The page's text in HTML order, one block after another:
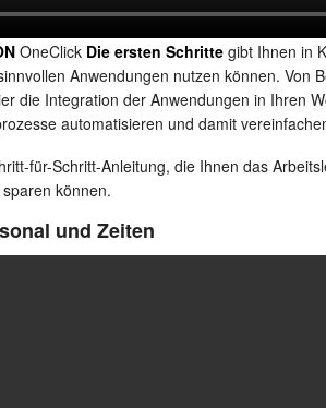
OneClick Die ersten Schritte gibt Ihnen in
Anwendungen nutzen können. Von
die Integration der Anwendungen in Ihren
automatisieren und damit
für-Schritt-Anleitung, die Ihnen das
können.
und Zeiten